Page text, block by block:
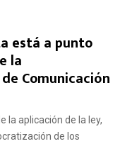
está a punto
la
Comunicación
la aplicación de la ley,
de los